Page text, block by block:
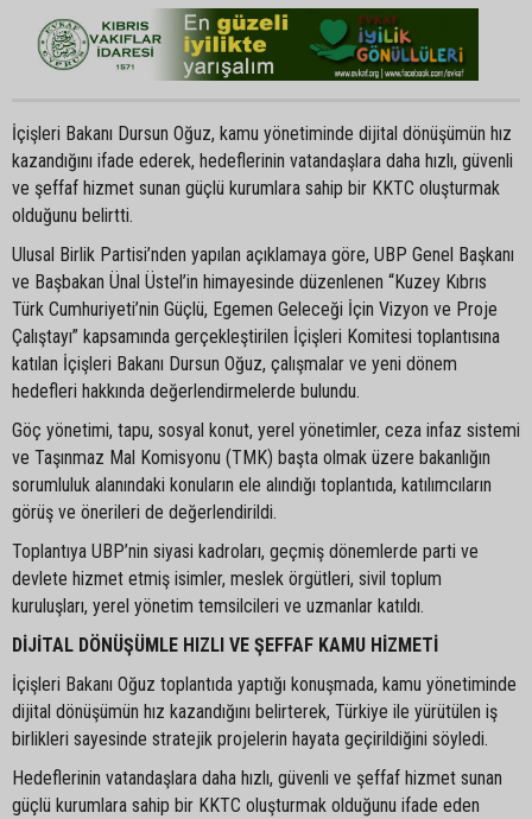
İçişleri Bakanı Dursun Oğuz, kamu yönetiminde dijital dönüşümün hız
kazandığını ifade ederek, hedeflerinin vatandaşlara daha hızlı, güvenli
ve şeffaf hizmet sunan güçlü kurumlara sahip bir KKTC oluşturmak
olduğunu belirtti.
Ulusal Birlik Partisi’nden yapılan açıklamaya göre, UBP Genel Başkanı
ve Başbakan Ünal Üstel’in himayesinde düzenlenen “Kuzey Kıbrıs
Türk Cumhuriyeti’nin Güçlü, Egemen Geleceği İçin Vizyon ve Proje
Çalıştayı” kapsamında gerçekleştirilen İçişleri Komitesi toplantısına
katılan İçişleri Bakanı Dursun Oğuz, çalışmalar ve yeni dönem
hedefleri hakkında değerlendirmelerde bulundu.
Göç yönetimi, tapu, sosyal konut, yerel yönetimler, ceza infaz sistemi
ve Taşınmaz Mal Komisyonu (TMK) başta olmak üzere bakanlığın
sorumluluk alanındaki konuların ele alındığı toplantıda, katılımcıların
görüş ve önerileri de değerlendirildi.
Toplantıya UBP’nin siyasi kadroları, geçmiş dönemlerde parti ve
devlete hizmet etmiş isimler, meslek örgütleri, sivil toplum
kuruluşları, yerel yönetim temsilcileri ve uzmanlar katıldı.
DİJİTAL DÖNÜŞÜMLE HIZLI VE ŞEFFAF KAMU HİZMETİ
İçişleri Bakanı Oğuz toplantıda yaptığı konuşmada, kamu yönetiminde
dijital dönüşümün hız kazandığını belirterek, Türkiye ile yürütülen iş
birlikleri sayesinde stratejik projelerin hayata geçirildiğini söyledi.
Hedeflerinin vatandaşlara daha hızlı, güvenli ve şeffaf hizmet sunan
güçlü kurumlara sahip bir KKTC oluşturmak olduğunu ifade eden